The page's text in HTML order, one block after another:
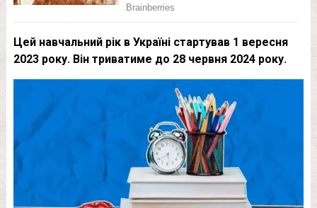
Цей навчальний рік в Україні стартував 1 вересня
2023 року. Він триватиме до 28 червня 2024 року.